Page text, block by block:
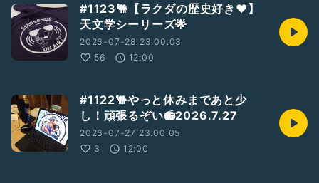
#1123🐫【ラクダの歴史好き❤】
天文学シーリーズ🌟
2026-07-28 23:00:03
56
12:00
#1122🐫やっと休みまであと少
し！頑張るぞい📻2026.7.27
2026-07-27 23:00:05
3
12:00